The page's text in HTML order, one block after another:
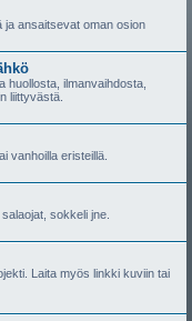
ja ansaitsevat oman osion
huollosta, ilmanvaihdosta,
liittyvästä.
vanhoilla eristeillä.
sokkeli jne.
Laita myös linkki kuviin tai